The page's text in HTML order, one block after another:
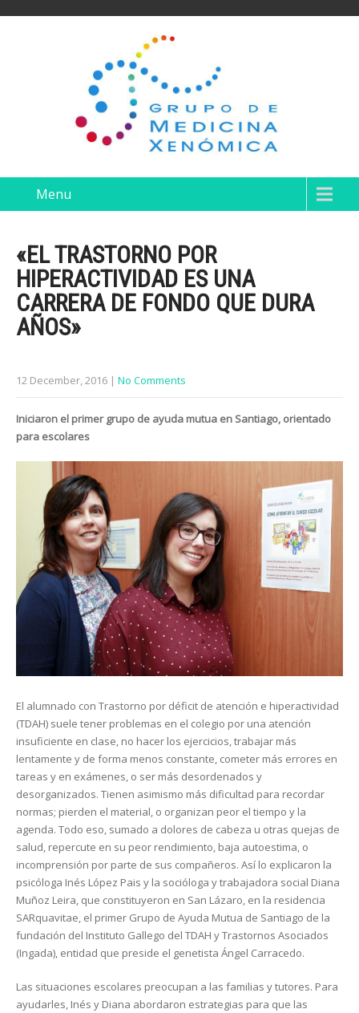
Menu
«EL TRASTORNO POR
HIPERACTIVIDAD ES UNA
CARRERA DE FONDO QUE DURA
AÑOS»
12 December, 2016 | No Comments
Iniciaron el primer grupo de ayuda mutua en Santiago, orientado
para escolares
El alumnado con Trastorno por déficit de atención e hiperactividad
(TDAH) suele tener problemas en el colegio por una atención
insuficiente en clase, no hacer los ejercicios, trabajar más
lentamente y de forma menos constante, cometer más errores en
tareas y en exámenes, o ser más desordenados y
desorganizados. Tienen asimismo más dificultad para recordar
normas; pierden el material, o organizan peor el tiempo y la
agenda. Todo eso, sumado a dolores de cabeza u otras quejas de
salud, repercute en su peor rendimiento, baja autoestima, o
incomprensión por parte de sus compañeros. Así lo explicaron la
psicóloga Inés López Pais y la socióloga y trabajadora social Diana
Muñoz Leira, que constituyeron en San Lázaro, en la residencia
SARquavitae, el primer Grupo de Ayuda Mutua de Santiago de la
fundación del Instituto Gallego del TDAH y Trastornos Asociados
(Ingada), entidad que preside el genetista Ángel Carracedo.
Las situaciones escolares preocupan a las familias y tutores. Para
ayudarles, Inés y Diana abordaron estrategias para que las